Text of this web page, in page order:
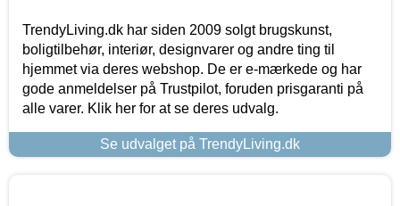
TrendyLiving.dk har siden 2009 solgt brugskunst,
boligtilbehør, interiør, designvarer og andre ting til
hjemmet via deres webshop. De er e-mærkede og har
gode anmeldelser på Trustpilot, foruden prisgaranti på
alle varer. Klik her for at se deres udvalg.
Se udvalget på TrendyLiving.dk